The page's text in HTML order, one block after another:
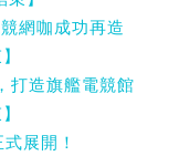
網咖成功再造
打造旗艦電競館
展開！